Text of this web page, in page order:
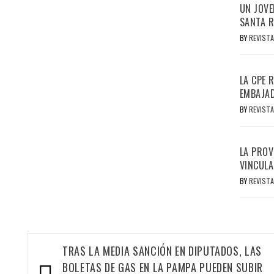
UN
SANTA
BY
LA CPE
BY
LA
BY
Navegación
TRAS LA MEDIA SANCIÓN EN DIPUTADOS, LAS
BOLETAS DE GAS EN LA PAMPA PUEDEN SUBIR